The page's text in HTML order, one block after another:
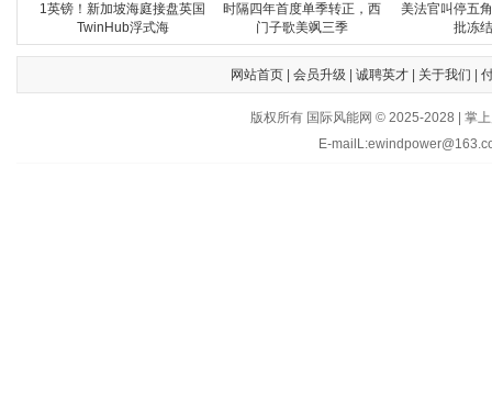
1英镑！新加坡海庭接盘英国
TwinHub浮式海
时隔四年首度单季转正，西
门子歌美飒三季
美法官叫停五
批冻
网站首页| 会员升级 诚聘英才| 关于我们
版权所有 国际风能网 © 2025-2028 | 掌
E-